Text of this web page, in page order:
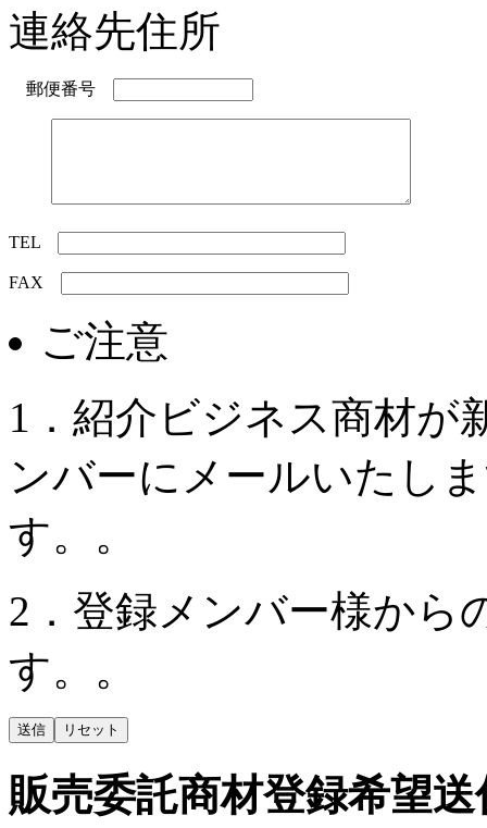
連絡先住所
郵便番号
TEL
FAX
ご注意
1．紹介ビジネス商材が
ンバーにメールいたし
す。。
2．登録メンバー様から
す。。
販売委託商材登録希望